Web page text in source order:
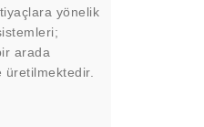
yönelik
arada